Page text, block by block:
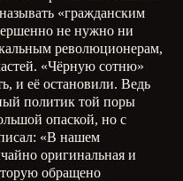
«гражданским
не нужно ни
революционерам,
«Чёрную сотню»
и её остановили. Ведь
политик той поры
опаской, но с
«В нашем
оригинальная и
обращено